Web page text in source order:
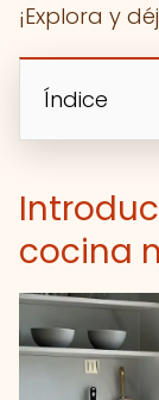
¡Explora y
Índice
cocina